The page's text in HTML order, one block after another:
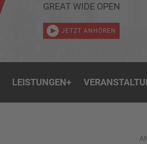
GREAT WIDE OPEN
JETZT ANHÖREN
LEISTUNGEN+